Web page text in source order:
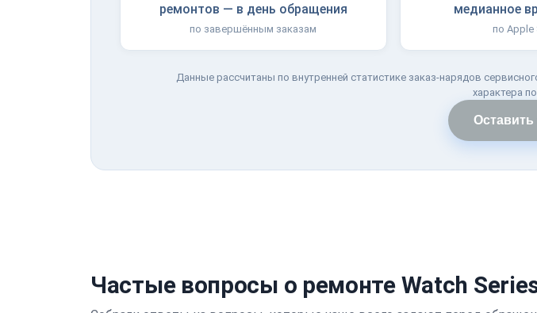
ремонтов — в день обращения
по завершённым заказам
медианное
по Apple
Данные рассчитаны по внутренней статистике заказ-нарядов
характера
Оставить
Частые вопросы о ремонте Watch